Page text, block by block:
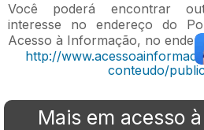
Você poderá encontrar
interesse no endereço do
Acesso à Informação, no
http://
conteudo/
Mais em acesso